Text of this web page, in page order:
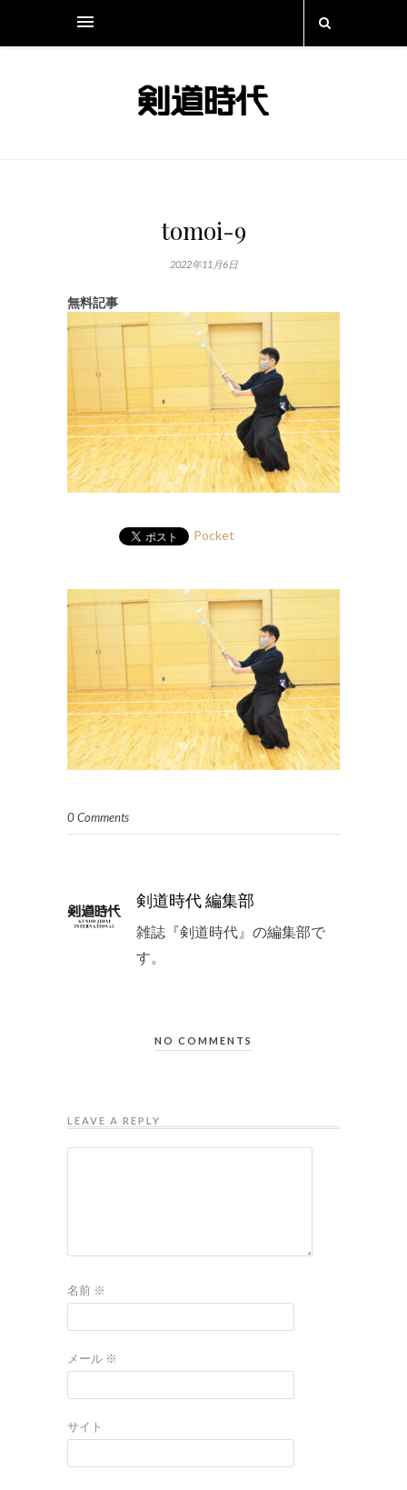
tomoi-9
2022年11月6日
無料記事
Pocket
0 Comments
剣道時代 編集部
雑誌『剣道時代』の編集部で
す。
NO COMMENTS
LEAVE A REPLY
名前 ※
メール ※
サイト